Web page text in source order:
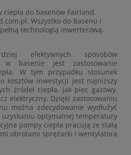
ciepła do basenów Fairland.
. Wszystko do Basenu i
technologią inwerterową.
efektywnych sposobów
w basenie jest zastosowanie
W tym przypadku stosunek
kosztów inwestycji jest najniższy
źródeł ciepła, jak piec gazowy,
elektryczny. Dzięki zastosowaniu
można zdecydowanie wydłużyć
uzyskaniu optymalnej temperatury
pompy ciepła pracują ze stałą
obrotami sprężarki i wentylatora